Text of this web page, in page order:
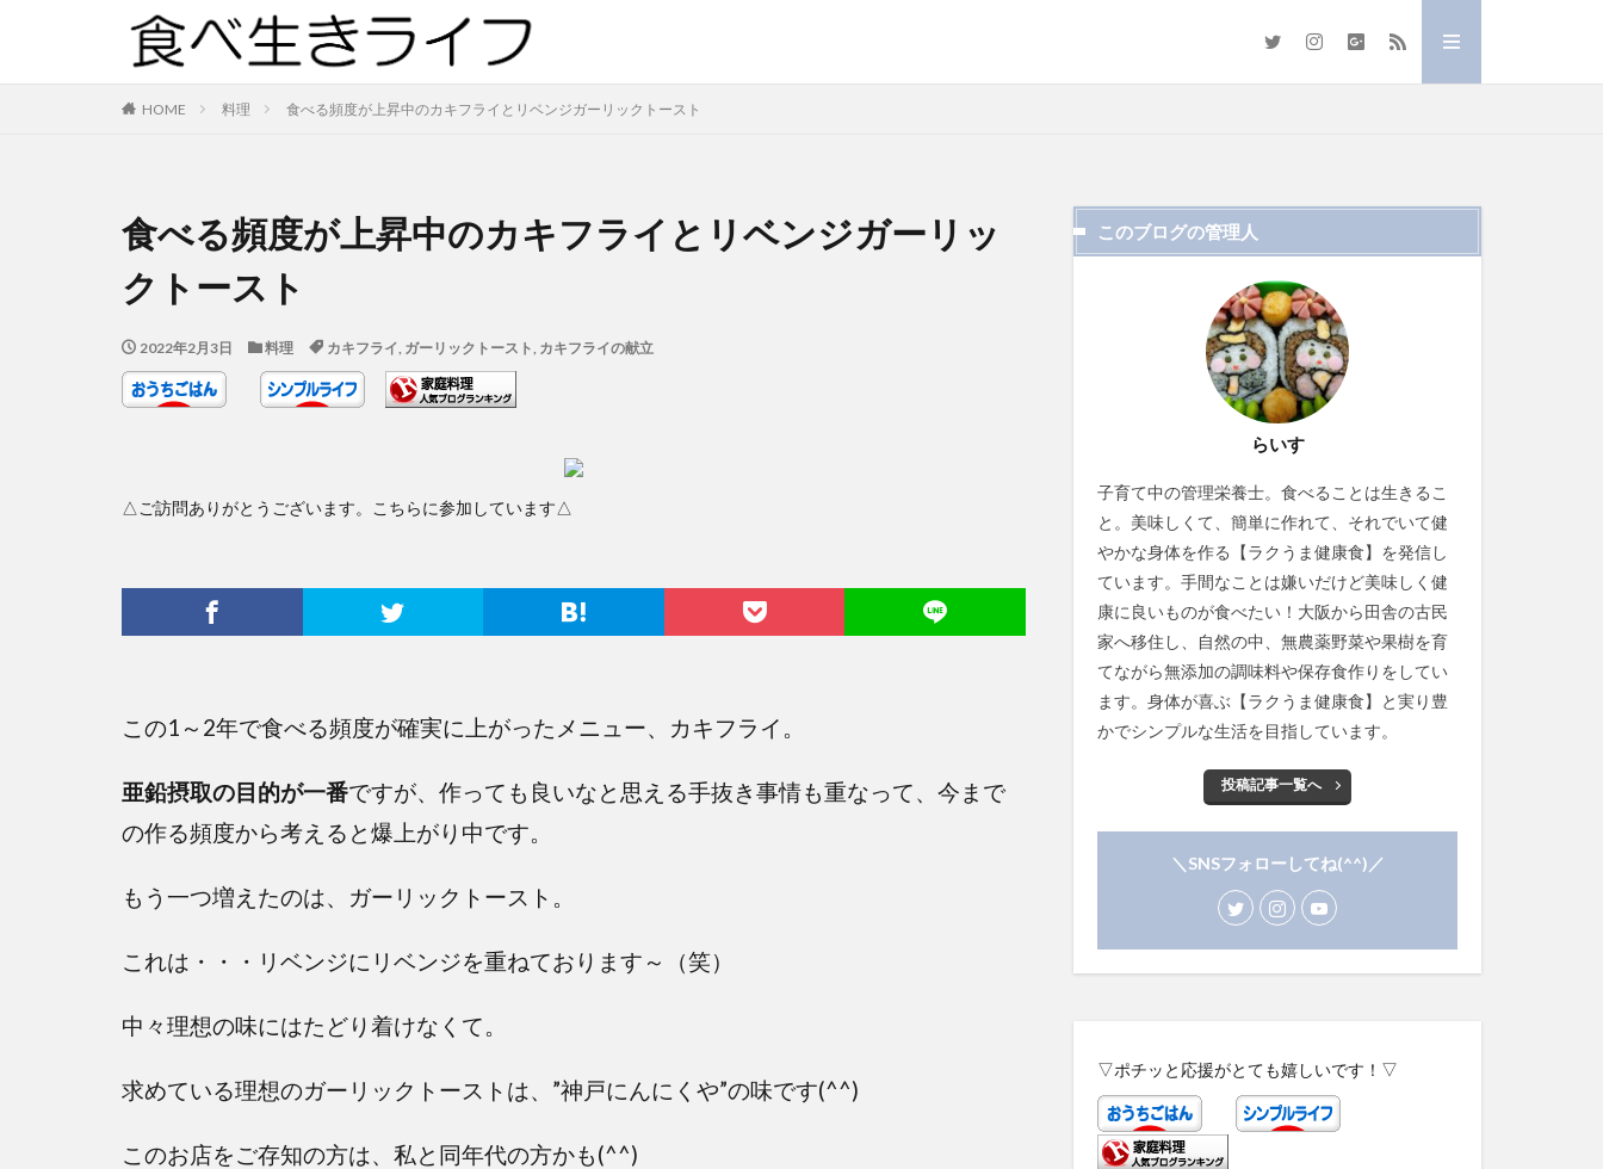
HOME 料理 食べる頻度が上昇中のカキフライとリベンジガーリックトースト
食べる頻度が上昇中のカキフライとリベンジガーリッ
クトースト
2022年2月3日 料理 カキフライ, ガーリックトースト, カキフライの献立
△ご訪問ありがとうございます。こちらに参加しています△
この1～2年で食べる頻度が確実に上がったメニュー、カキフライ。
亜鉛摂取の目的が一番ですが、作っても良いなと思える手抜き事情も重なって、今まで
の作る頻度から考えると爆上がり中です。
もう一つ増えたのは、ガーリックトースト。
これは・・・リベンジにリベンジを重ねております～（笑）
中々理想の味にはたどり着けなくて。
求めている理想のガーリックトーストは、”神戸にんにくや”の味です(^^)
このお店をご存知の方は、私と同年代の方かも(^^)
このブログの管理人
らいす
子育て中の管理栄養士。食べることは生きるこ
と。美味しくて、簡単に作れて、それでいて健
やかな身体を作る【ラクうま健康食】を発信し
ています。手間なことは嫌いだけど美味しく健
康に良いものが食べたい！大阪から田舎の古民
家へ移住し、自然の中、無農薬野菜や果樹を育
てながら無添加の調味料や保存食作りをしてい
ます。身体が喜ぶ【ラクうま健康食】と実り豊
かでシンプルな生活を目指しています。
投稿記事一覧へ
＼SNSフォローしてね(^^)／
▽ポチッと応援がとても嬉しいです！▽